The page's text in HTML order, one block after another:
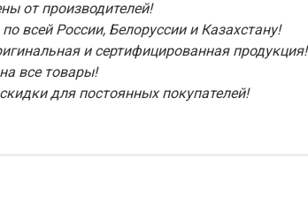
от производителей!
всей России, Белоруссии и Казахстану!
и сертифицированная продукция!
все товары!
для постоянных покупателей!